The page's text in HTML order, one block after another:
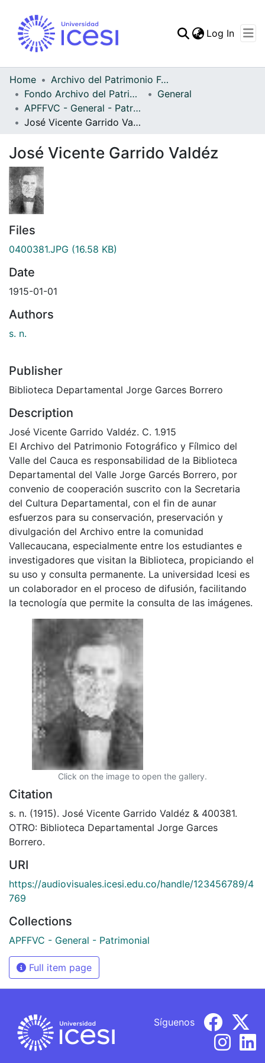
Statistics
Log In
Home
Archivo del Patrimonio Fotográfico y Fílmico del Valle del Cauca
Fondo Archivo del Patrimonio Fotográfico y Fílmico del Valle del Cauca
General
APFFVC - General - Patrimonial
José Vicente Garrido Valdéz
José Vicente Garrido Valdéz
Files
0400381.JPG (16.58 KB)
Date
1915-01-01
Authors
s. n.
Publisher
Biblioteca Departamental Jorge Garces Borrero
Description
José Vicente Garrido Valdéz. C. 1.915
El Archivo del Patrimonio Fotográfico y Fílmico del
Valle del Cauca es responsabilidad de la Biblioteca
Departamental del Valle Jorge Garcés Borrero, por
convenio de cooperación suscrito con la Secretaria
del Cultura Departamental, con el fin de aunar
esfuerzos para su conservación, preservación y
divulgación del Archivo entre la comunidad
Vallecaucana, especialmente entre los estudiantes e
investigadores que visitan la Biblioteca, propiciando el
su uso y consulta permanente. La universidad Icesi es
un colaborador en el proceso de difusión, facilitando
la tecnología que permite la consulta de las imágenes.
Click on the image to open the gallery.
Citation
s. n. (1915). José Vicente Garrido Valdéz & 400381.
OTRO: Biblioteca Departamental Jorge Garces
Borrero.
URI
https://audiovisuales.icesi.edu.co/handle/123456789/4
769
Collections
APFFVC - General - Patrimonial
Full item page
Síguenos